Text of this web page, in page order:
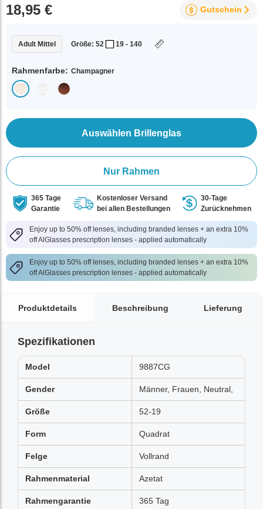
18,95 € Gutschein
Adult Mittel Größe: 52 19 - 140
Rahmenfarbe: Champagner
Auswählen Brillenglas
Nur Rahmen
365 Tage
Garantie
Kostenloser Versand
bei allen Bestellungen
30-Tage
Zurücknehmen
Enjoy up to 50% off lenses, including branded lenses + an extra 10%
off AlGlasses prescription lenses - applied automatically
Enjoy up to 50% off lenses, including branded lenses + an extra 10%
off AlGlasses prescription lenses - applied automatically
Produktdetails Beschreibung Lieferung
Spezifikationen
Model 9887CG
Gender Männer, Frauen, Neutral,
Größe 52-19
Form Quadrat
Felge Vollrand
Rahmenmaterial Azetat
Rahmengarantie 365 Tag